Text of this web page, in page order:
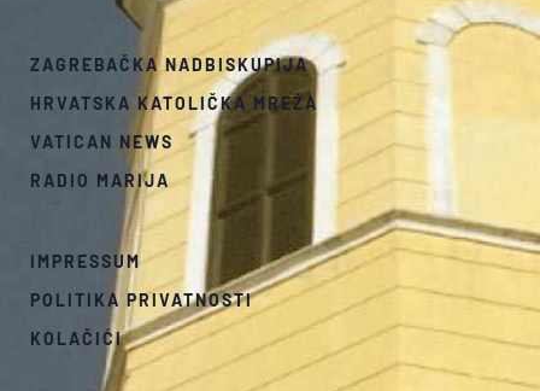
ZAGREBAČKA NADBISKUPIJA
HRVATSKA KATOLIČKA MREŽA
VATICAN NEWS
RADIO MARIJA
IMPRESSUM
POLITIKA PRIVATNOSTI
KOLAČIĆI